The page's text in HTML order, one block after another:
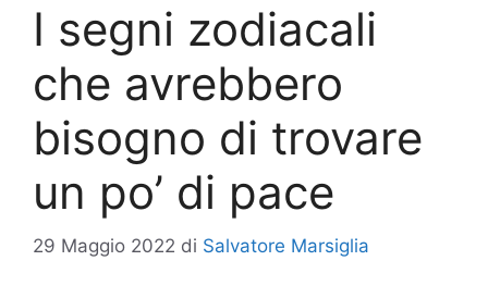
I segni zodiacali
che avrebbero
bisogno di trovare
un po’ di pace
29 Maggio 2022 di Salvatore Marsiglia